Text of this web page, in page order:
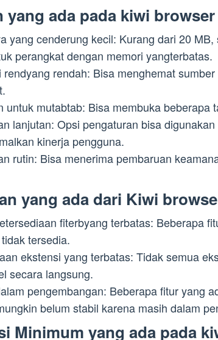
yang ada pada kiwi browser
yang cenderung kecil: Kurang dari 20
perangkat dengan memori yangterbatas.
rendyang rendah: Bisa menghemat
untuk mutabtab: Bisa membuka beberapa
lanjutan: Opsi pengaturan bisa
kinerja pengguna.
rutin: Bisa menerima pembaruan
yang ada dari Kiwi
fiterbyang terbatas: Beberapa
tersedia.
ekstensi yang terbatas: Tidak semua
secara langsung.
pengembangan: Beberapa fitur yang
belum stabil karena masih dalam
Minimum yang ada pada